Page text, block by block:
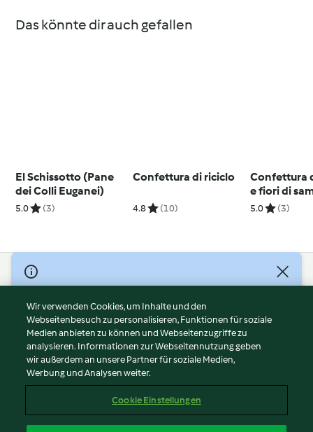
Das könnte dir auch gefallen
El Schissotto (Pane
dei Colli Euganei)
5.0 (3)
Confettura di riciclo
4.8 (10)
Confettura
e fiori di
5.0 (3)
© Copyright 2026
Nutzungsbedingungen
Datenschutzrichtlinien
Disclaimer
Impressum
Cookies
Abo kündigen
Wir verwenden Cookies, um Inhalte und den
Webseitenbesuch zu personalisieren, Funktionen für soziale
Medien anbieten zu können und Webseitenzugriffe zu
analysieren. Informationen zur Webseitennutzung geben
wir außerdem an unsere Partner für soziale Medien,
Werbung und Analysen weiter.
Cookie Einstellungen